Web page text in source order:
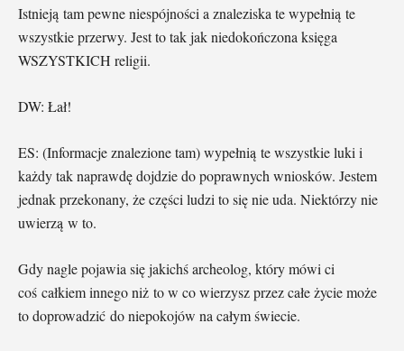
Istnieją tam pewne niespójności a znaleziska te wypełnią te
wszystkie przerwy. Jest to tak jak niedokończona księga
WSZYSTKICH religii.
DW: Łał!
ES: (Informacje znalezione tam) wypełnią te wszystkie luki i
każdy tak naprawdę dojdzie do poprawnych wniosków. Jestem
jednak przekonany, że części ludzi to się nie uda. Niektórzy nie
uwierzą w to.
Gdy nagle pojawia się jakichś archeolog, który mówi ci
coś całkiem innego niż to w co wierzysz przez całe życie może
to doprowadzić do niepokojów na całym świecie.